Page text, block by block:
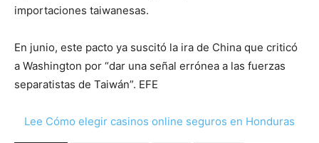
importaciones taiwanesas.
En junio, este pacto ya suscitó la ira de China que criticó
a Washington por “dar una señal errónea a las fuerzas
separatistas de Taiwán”. EFE
Lee Cómo elegir casinos online seguros en Honduras